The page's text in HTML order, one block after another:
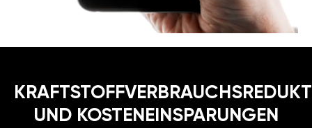
UND KOSTENEINSPARUNGEN